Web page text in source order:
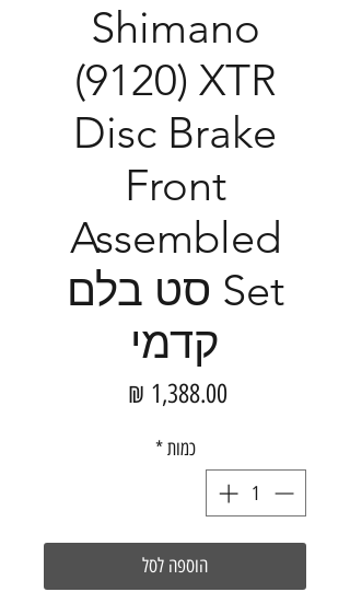
Shimano
(9120) XTR
Disc Brake
Front
Assembled
Set סט בלם
קדמי
כמות *
הוספה לסל